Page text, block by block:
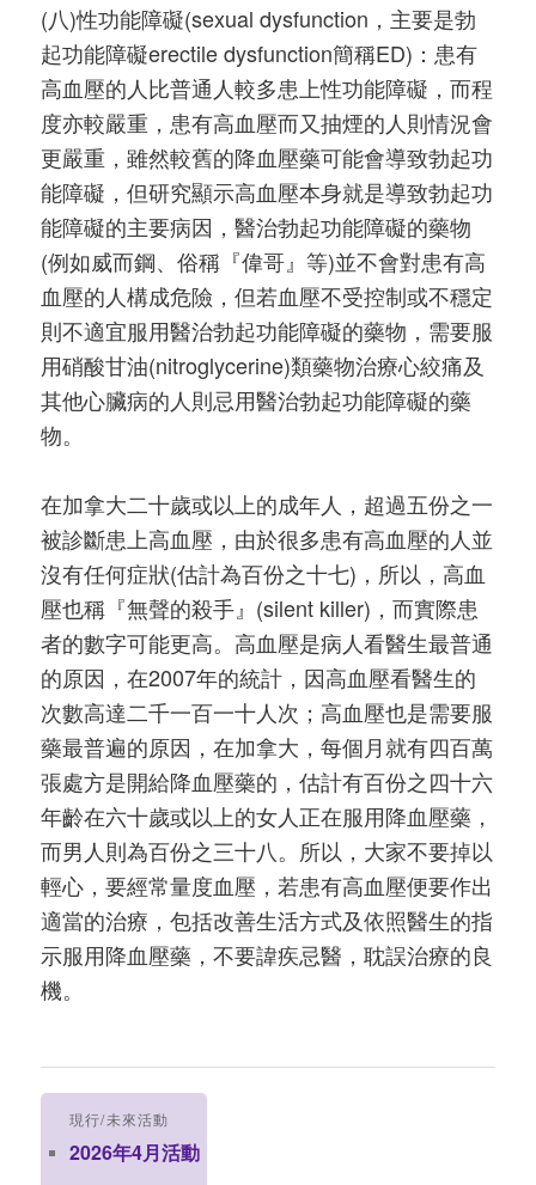
(八)性功能障礙(sexual dysfunction，主要是勃
起功能障礙erectile dysfunction簡稱ED)：患有
高血壓的人比普通人較多患上性功能障礙，而程
度亦較嚴重，患有高血壓而又抽煙的人則情況會
更嚴重，雖然較舊的降血壓藥可能會導致勃起功
能障礙，但研究顯示高血壓本身就是導致勃起功
能障礙的主要病因，醫治勃起功能障礙的藥物
(例如威而鋼、俗稱『偉哥』等)並不會對患有高
血壓的人構成危險，但若血壓不受控制或不穩定
則不適宜服用醫治勃起功能障礙的藥物，需要服
用硝酸甘油(nitroglycerine)類藥物治療心絞痛及
其他心臟病的人則忌用醫治勃起功能障礙的藥
物。
在加拿大二十歲或以上的成年人，超過五份之一
被診斷患上高血壓，由於很多患有高血壓的人並
沒有任何症狀(估計為百份之十七)，所以，高血
壓也稱『無聲的殺手』(silent killer)，而實際患
者的數字可能更高。高血壓是病人看醫生最普通
的原因，在2007年的統計，因高血壓看醫生的
次數高達二千一百一十人次；高血壓也是需要服
藥最普遍的原因，在加拿大，每個月就有四百萬
張處方是開給降血壓藥的，估計有百份之四十六
年齡在六十歲或以上的女人正在服用降血壓藥，
而男人則為百份之三十八。所以，大家不要掉以
輕心，要經常量度血壓，若患有高血壓便要作出
適當的治療，包括改善生活方式及依照醫生的指
示服用降血壓藥，不要諱疾忌醫，耽誤治療的良
機。
現行/未來活動
2026年4月活動